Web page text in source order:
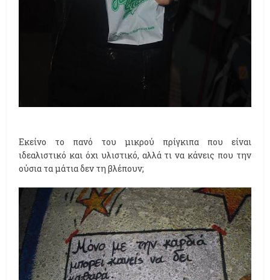
Εκείνο το πανό του μικρού πρίγκιπα που είναι
ιδεαλιστικό και όχι υλιστικό, αλλά τι να κάνεις που την
ούσια τα μάτια δεν τη βλέπουν;